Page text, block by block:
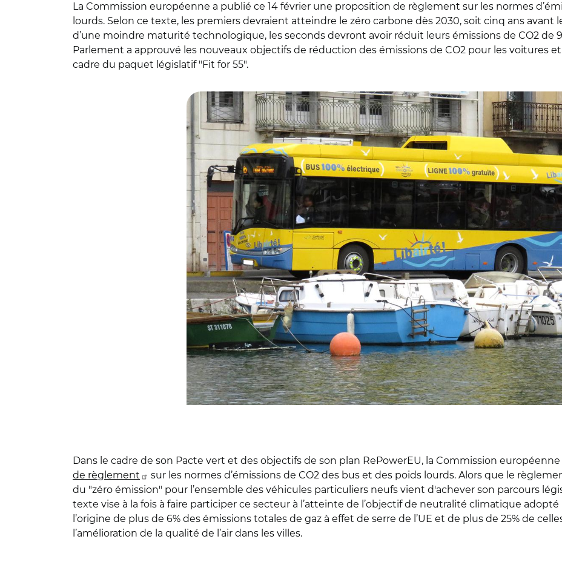
La Commission européenne a publié ce 14 février une proposition de règlement sur les normes
lourds. Selon ce texte, les premiers devraient atteindre le zéro carbone dès 2030, soit cinq ans avant
d’une moindre maturité technologique, les seconds devront avoir réduit leurs émissions de CO2 de
Parlement a approuvé les nouveaux objectifs de réduction des émissions de CO2 pour les voitures
cadre du paquet législatif "Fit for 55".
Dans le cadre de son Pacte vert et des objectifs de son plan RePowerEU, la Commission
de règlement
sur les normes d’émissions de CO2 des bus et des poids lourds. Alors que le
du "zéro émission" pour l’ensemble des véhicules particuliers neufs vient d'achever son parcours
texte vise à la fois à faire participer ce secteur à l’atteinte de l’objectif de neutralité climatique
l’origine de plus de 6% des émissions totales de gaz à effet de serre de l’UE et de plus de 25% de
l’amélioration de la qualité de l’air dans les villes.